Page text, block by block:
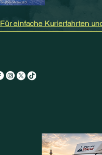
Für einfache Kurierfahrten